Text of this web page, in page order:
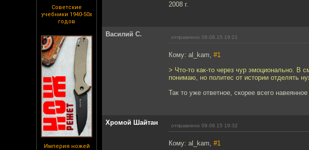
Советские
учебники 1940-50х
годов
Империя ножей
2008 г.
Василий С. отправлено 09.08.15 19:21
Кому: al_kam, #1
> Что-то как-то через чур эмоционально. В
понимаю, но политес от истории отделять
Так то уже ответное, скорее всего
Хромой Шайтан отправлено 09.08.15 19:32
Кому: al_kam, #1